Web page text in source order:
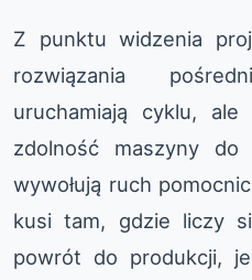
Z punktu widzenia
rozwiązania
uruchamiają cyklu, ale
zdolność maszyny do
wywołują ruch
kusi tam, gdzie liczy
powrót do produkcji,